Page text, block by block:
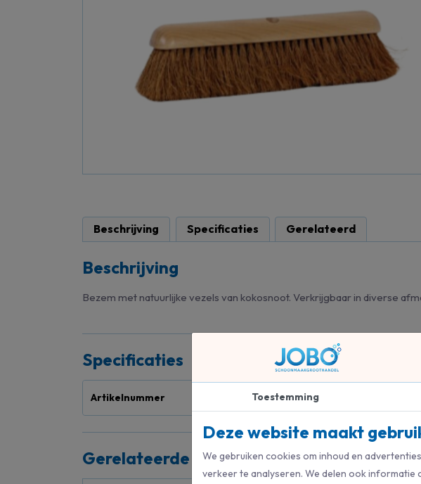
Beschrijving Specificaties Gerelateerd
Beschrijving
Bezem met natuurlijke vezels van kokosnoot. Verkrijgbaar in diverse
Specificaties
Artikelnummer 400
Gerelateerde producten
Toestemming
Deze website maakt
We gebruiken cookies om inhoud en
verkeer te analyseren. We delen ook informatie